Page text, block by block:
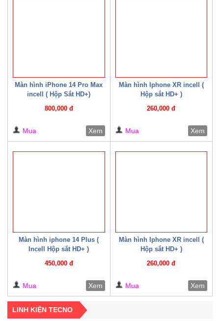
Màn hình iPhone 14 Pro Max
incell ( Hộp Sắt HD+)
800,000 đ
Mua Xem
Màn hình Iphone XR incell (
Hộp sắt HD+ )
260,000 đ
Mua Xem
Màn hình iphone 14 Plus (
Incell Hộp sắt HD+ )
450,000 đ
Mua Xem
Màn hình Iphone XR incell (
Hộp sắt HD+ )
260,000 đ
Mua Xem
LINH KIỆN TECNO